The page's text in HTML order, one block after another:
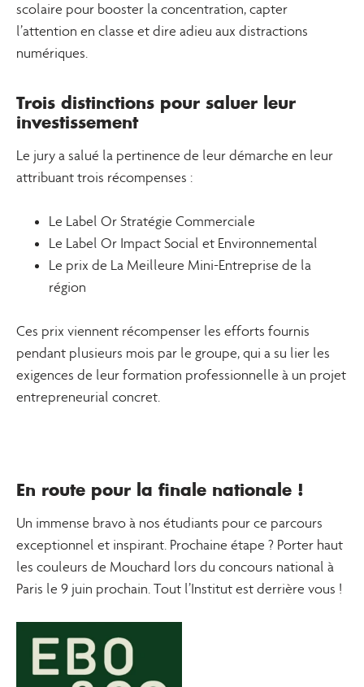
scolaire pour booster la concentration, capter
l’attention en classe et dire adieu aux distractions
numériques.
Trois distinctions pour saluer leur
investissement
Le jury a salué la pertinence de leur démarche en leur
attribuant trois récompenses :
Le Label Or Stratégie Commerciale
Le Label Or Impact Social et Environnemental
Le prix de La Meilleure Mini-Entreprise de la
région
Ces prix viennent récompenser les efforts fournis
pendant plusieurs mois par le groupe, qui a su lier les
exigences de leur formation professionnelle à un projet
entrepreneurial concret.
En route pour la finale nationale !
Un immense bravo à nos étudiants pour ce parcours
exceptionnel et inspirant. Prochaine étape ? Porter haut
les couleurs de Mouchard lors du concours national à
Paris le 9 juin prochain. Tout l’Institut est derrière vous !